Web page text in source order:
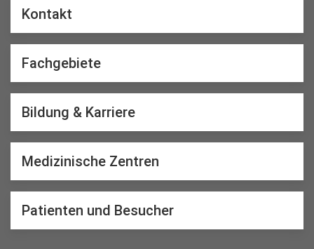
Kontakt
Fachgebiete
Bildung & Karriere
Medizinische Zentren
Patienten und Besucher